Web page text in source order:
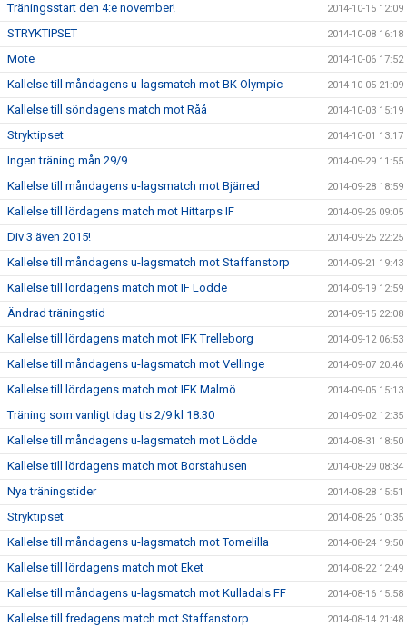
Träningsstart den 4:e november! 2014-10-15 12:09
STRYKTIPSET 2014-10-08 16:18
Möte 2014-10-06 17:52
Kallelse till måndagens u-lagsmatch mot BK Olympic 2014-10-05 21:09
Kallelse till söndagens match mot Råå 2014-10-03 15:19
Stryktipset 2014-10-01 13:17
Ingen träning mån 29/9 2014-09-29 11:55
Kallelse till måndagens u-lagsmatch mot Bjärred 2014-09-28 18:59
Kallelse till lördagens match mot Hittarps IF 2014-09-26 09:05
Div 3 även 2015! 2014-09-25 22:25
Kallelse till måndagens u-lagsmatch mot Staffanstorp 2014-09-21 19:43
Kallelse till lördagens match mot IF Lödde 2014-09-19 12:59
Ändrad träningstid 2014-09-15 22:08
Kallelse till lördagens match mot IFK Trelleborg 2014-09-12 06:53
Kallelse till måndagens u-lagsmatch mot Vellinge 2014-09-07 20:46
Kallelse till lördagens match mot IFK Malmö 2014-09-05 15:13
Träning som vanligt idag tis 2/9 kl 18:30 2014-09-02 12:35
Kallelse till måndagens u-lagsmatch mot Lödde 2014-08-31 18:50
Kallelse till lördagens match mot Borstahusen 2014-08-29 08:34
Nya träningstider 2014-08-28 15:51
Stryktipset 2014-08-26 10:35
Kallelse till måndagens u-lagsmatch mot Tomelilla 2014-08-24 19:50
Kallelse till lördagens match mot Eket 2014-08-22 12:49
Kallelse till måndagens u-lagsmatch mot Kulladals FF 2014-08-16 15:58
Kallelse till fredagens match mot Staffanstorp 2014-08-14 21:48